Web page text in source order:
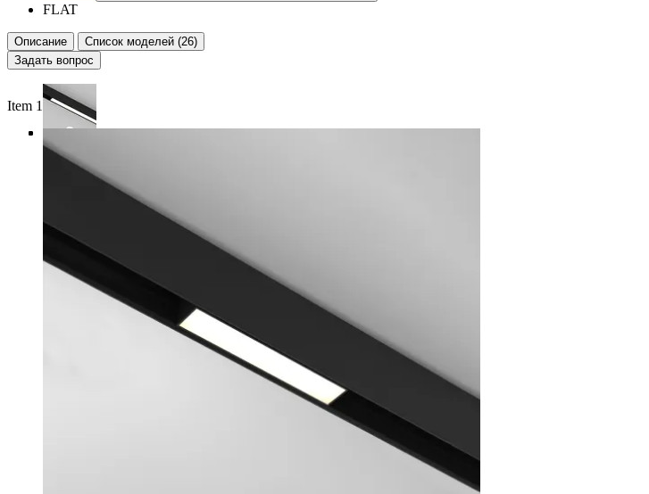
FLAT
Описание
Список моделей (26)
Задать вопрос
Item 1 of 4